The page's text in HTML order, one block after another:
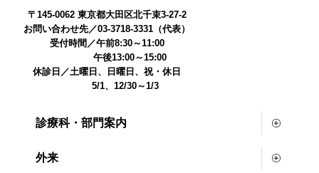
〒145-0062 東京都大田区北千束3-27-2
お問い合わせ先／03-3718-3331（代表）
受付時間／午前8:30～11:00
午後13:00～15:00
休診日／土曜日、日曜日、祝・休日
5/1、12/30～1/3
診療科・部門案内
外来